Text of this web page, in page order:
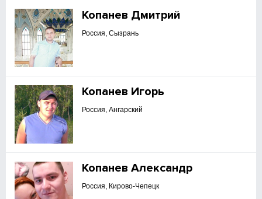
Копанев Дмитрий
Россия, Сызрань
Копанев Игорь
Россия, Ангарский
Копанев Александр
Россия, Кирово-Чепецк